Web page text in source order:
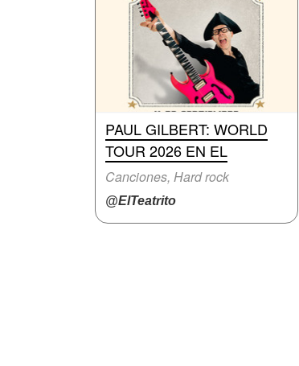
PAUL GILBERT: WORLD
TOUR 2026 EN EL
Canciones, Hard rock
@ElTeatrito